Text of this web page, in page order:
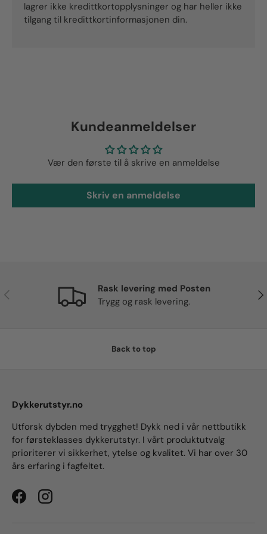
lagrer ikke kredittkortopplysninger og har heller ikke
tilgang til kredittkortinformasjonen din.
Kundeanmeldelser
Vær den første til å skrive en anmeldelse
Skriv en anmeldelse
Previous
Rask levering med Posten
Trygg og rask levering.
Back to top
Dykkerutstyr.no
Utforsk dybden med trygghet! Dykk ned i vår nettbutikk
for førsteklasses dykkerutstyr. I vårt produktutvalg
prioriterer vi sikkerhet, ytelse og kvalitet. Vi har over 30
års erfaring i fagfeltet.
FacebookInstagram